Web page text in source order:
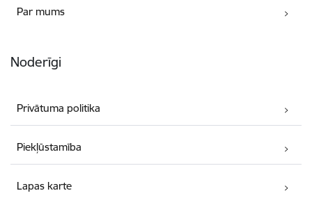
Par mums
Noderīgi
Privātuma politika
Piekļūstamība
Lapas karte